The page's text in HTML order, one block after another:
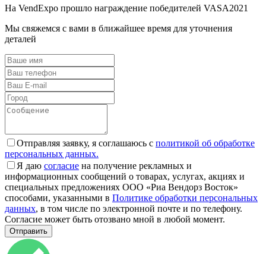
На VendExpo прошло награждение победителей VASA2021
Мы свяжемся с вами в ближайшее время для уточнения
деталей
Отправляя заявку, я соглашаюсь с политикой об обработке
персональных данных.
Я даю согласие на получение рекламных и
информационных сообщений о товарах, услугах, акциях и
специальных предложениях ООО «Риа Вендорз Восток»
способами, указанными в Политике обработки персональных
данных, в том числе по электронной почте и по телефону.
Согласие может быть отозвано мной в любой момент.